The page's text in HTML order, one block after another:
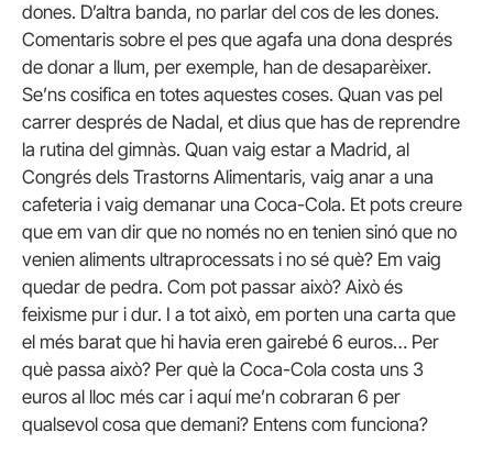
dones. D’altra banda, no parlar del cos de les dones.
Comentaris sobre el pes que agafa una dona després
de donar a llum, per exemple, han de desaparèixer.
Se’ns cosifica en totes aquestes coses. Quan vas pel
carrer després de Nadal, et dius que has de reprendre
la rutina del gimnàs. Quan vaig estar a Madrid, al
Congrés dels Trastorns Alimentaris, vaig anar a una
cafeteria i vaig demanar una Coca-Cola. Et pots creure
que em van dir que no només no en tenien sinó que no
venien aliments ultraprocessats i no sé què? Em vaig
quedar de pedra. Com pot passar això? Això és
feixisme pur i dur. I a tot això, em porten una carta que
el més barat que hi havia eren gairebé 6 euros… Per
què passa això? Per què la Coca-Cola costa uns 3
euros al lloc més car i aquí me’n cobraran 6 per
qualsevol cosa que demani? Entens com funciona?